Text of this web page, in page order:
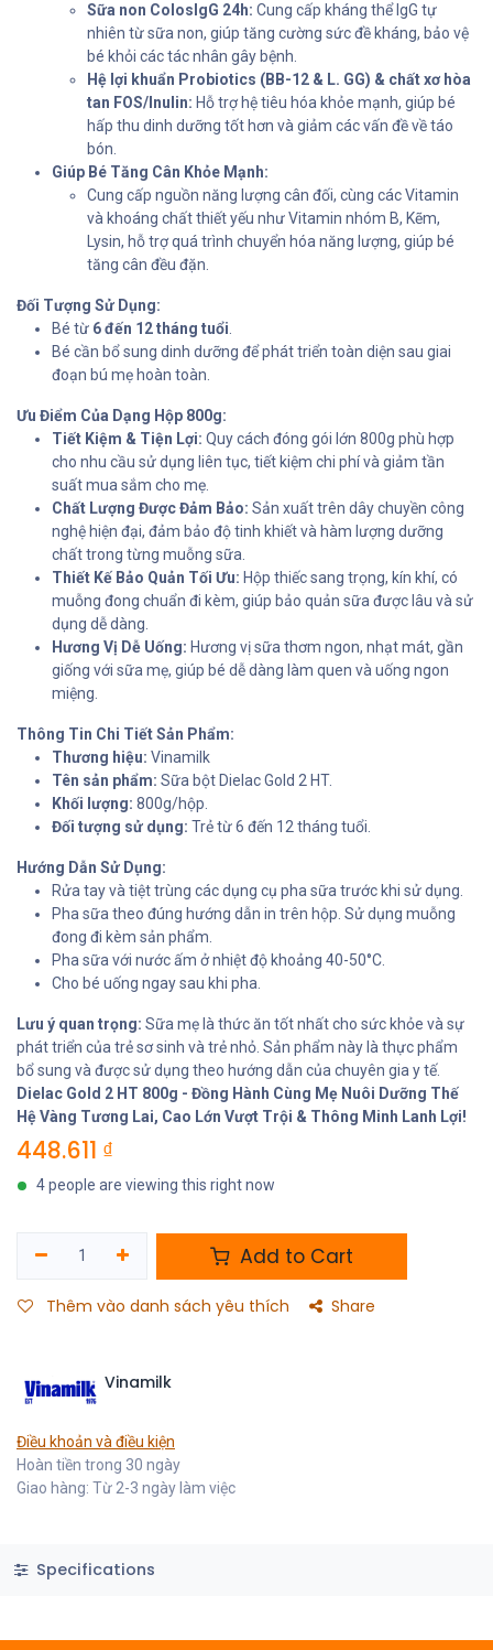
Sữa non ColosIgG 24h: Cung cấp kháng thể IgG tự
nhiên từ sữa non, giúp tăng cường sức đề kháng, bảo vệ
bé khỏi các tác nhân gây bệnh.
Hệ lợi khuẩn Probiotics (BB-12 & L. GG) & chất xơ hòa
tan FOS/Inulin: Hỗ trợ hệ tiêu hóa khỏe mạnh, giúp bé
hấp thu dinh dưỡng tốt hơn và giảm các vấn đề về táo
bón.
Giúp Bé Tăng Cân Khỏe Mạnh:
Cung cấp nguồn năng lượng cân đối, cùng các Vitamin
và khoáng chất thiết yếu như Vitamin nhóm B, Kẽm,
Lysin, hỗ trợ quá trình chuyển hóa năng lượng, giúp bé
tăng cân đều đặn.
Đối Tượng Sử Dụng:
Bé từ 6 đến 12 tháng tuổi.
Bé cần bổ sung dinh dưỡng để phát triển toàn diện sau giai
đoạn bú mẹ hoàn toàn.
Ưu Điểm Của Dạng Hộp 800g:
Tiết Kiệm & Tiện Lợi: Quy cách đóng gói lớn 800g phù hợp
cho nhu cầu sử dụng liên tục, tiết kiệm chi phí và giảm tần
suất mua sắm cho mẹ.
Chất Lượng Được Đảm Bảo: Sản xuất trên dây chuyền công
nghệ hiện đại, đảm bảo độ tinh khiết và hàm lượng dưỡng
chất trong từng muỗng sữa.
Thiết Kế Bảo Quản Tối Ưu: Hộp thiếc sang trọng, kín khí, có
muỗng đong chuẩn đi kèm, giúp bảo quản sữa được lâu và sử
dụng dễ dàng.
Hương Vị Dễ Uống: Hương vị sữa thơm ngon, nhạt mát, gần
giống với sữa mẹ, giúp bé dễ dàng làm quen và uống ngon
miệng.
Thông Tin Chi Tiết Sản Phẩm:
Thương hiệu: Vinamilk
Tên sản phẩm: Sữa bột Dielac Gold 2 HT.
Khối lượng: 800g/hộp.
Đối tượng sử dụng: Trẻ từ 6 đến 12 tháng tuổi.
Hướng Dẫn Sử Dụng:
Rửa tay và tiệt trùng các dụng cụ pha sữa trước khi sử dụng.
Pha sữa theo đúng hướng dẫn in trên hộp. Sử dụng muỗng
đong đi kèm sản phẩm.
Pha sữa với nước ấm ở nhiệt độ khoảng 40-50°C.
Cho bé uống ngay sau khi pha.
Lưu ý quan trọng: Sữa mẹ là thức ăn tốt nhất cho sức khỏe và sự
phát triển của trẻ sơ sinh và trẻ nhỏ. Sản phẩm này là thực phẩm
bổ sung và được sử dụng theo hướng dẫn của chuyên gia y tế.
Dielac Gold 2 HT 800g - Đồng Hành Cùng Mẹ Nuôi Dưỡng Thế
Hệ Vàng Tương Lai, Cao Lớn Vượt Trội & Thông Minh Lanh Lợi!
448.611 ₫
4 people are viewing this right now
Add to Cart
Thêm vào danh sách yêu thích Share
Vinamilk
Điều khoản và điều kiện
Hoàn tiền trong 30 ngày
Giao hàng: Từ 2-3 ngày làm việc
Specifications